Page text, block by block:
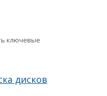
ключевые
дисков